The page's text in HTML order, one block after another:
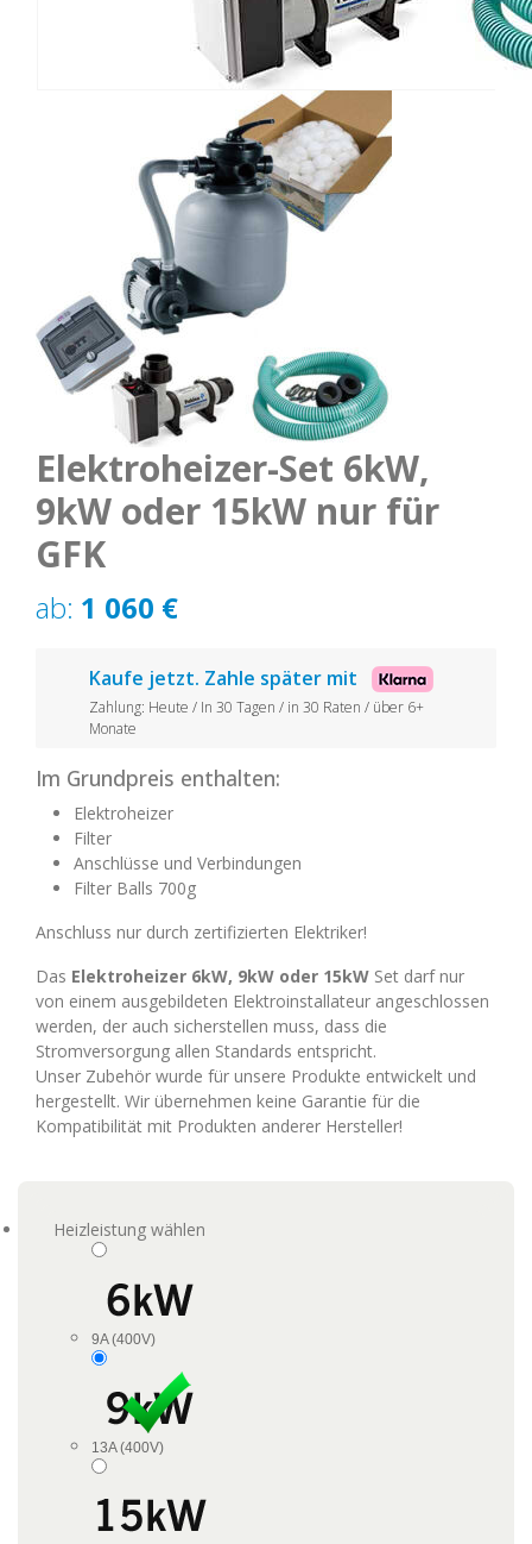
Elektroheizer-Set 6kW,
9kW oder 15kW nur für
GFK
ab: 1 060 €
Kaufe jetzt. Zahle später mit
Zahlung: Heute / In 30 Tagen / in 30 Raten / über 6+
Monate
Im Grundpreis enthalten:
Elektroheizer
Filter
Anschlüsse und Verbindungen
Filter Balls 700g
Anschluss nur durch zertifizierten Elektriker!
Das Elektroheizer 6kW, 9kW oder 15kW Set darf nur
von einem ausgebildeten Elektroinstallateur angeschlossen
werden, der auch sicherstellen muss, dass die
Stromversorgung allen Standards entspricht.
Unser Zubehör wurde für unsere Produkte entwickelt und
hergestellt. Wir übernehmen keine Garantie für die
Kompatibilität mit Produkten anderer Hersteller!
Heizleistung wählen
9A (400V)
13A (400V)